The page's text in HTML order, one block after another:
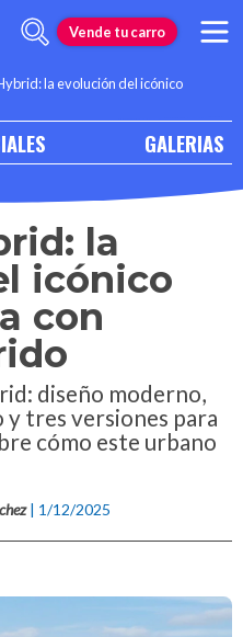
Vende tu carro
la evolución del icónico
GALERIAS
la
icónico
con
diseño moderno,
tres versiones para
cómo este urbano
| 1/12/2025